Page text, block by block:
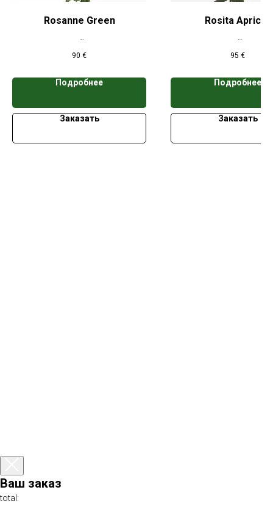
Rosanne Green
кассет
90 €
Подробнее
Заказать
Rosita Apricot
кассет
95 €
Подробнее
Заказать
Ваш заказ
total: